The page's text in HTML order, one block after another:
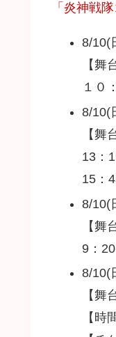
「炎神戦
8/10(
【舞
１０
8/10(
【舞
13：
15：
8/10(
【舞
9：
8/10(
【舞
【時